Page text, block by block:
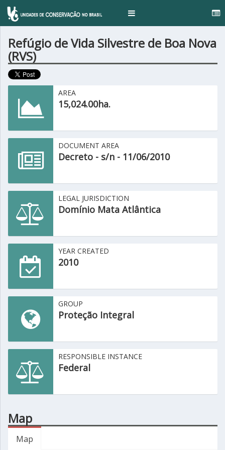
Toggle
Refúgio de Vida Silvestre de Boa Nova
(RVS)
AREA
15,024.00ha.
DOCUMENT AREA
Decreto - s/n - 11/06/2010
LEGAL JURISDICTION
Domínio Mata Atlântica
YEAR CREATED
2010
GROUP
Proteção Integral
RESPONSIBLE INSTANCE
Federal
Map
Map